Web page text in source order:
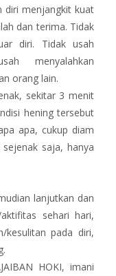
diri menjangkit kuat
dan terima. Tidak
diri. Tidak usah
menyalahkan
orang lain.
sekitar 3 menit
hening tersebut
apa, cukup diam
saja, hanya
lanjutkan dan
sehari hari,
kesulitan pada diri,
HOKI, imani